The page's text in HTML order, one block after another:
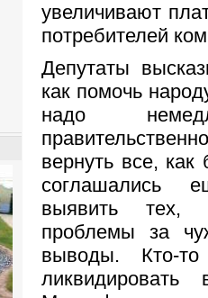
увеличивают
потребителей
Депутаты
как помочь
надо
вернуть все,
соглашались
выявить тех,
проблемы за
выводы. Кто-